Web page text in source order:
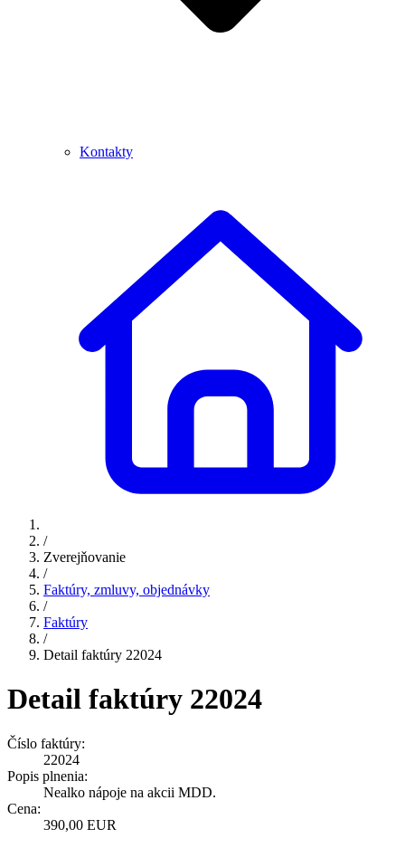
Kontakty
/
Zverejňovanie
/
Faktúry, zmluvy, objednávky
/
Faktúry
/
Detail faktúry 22024
Detail faktúry 22024
Číslo faktúry:
22024
Popis plnenia:
Nealko nápoje na akcii MDD.
Cena:
390,00 EUR